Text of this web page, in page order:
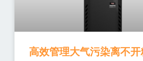
高效管理大气污染离不开